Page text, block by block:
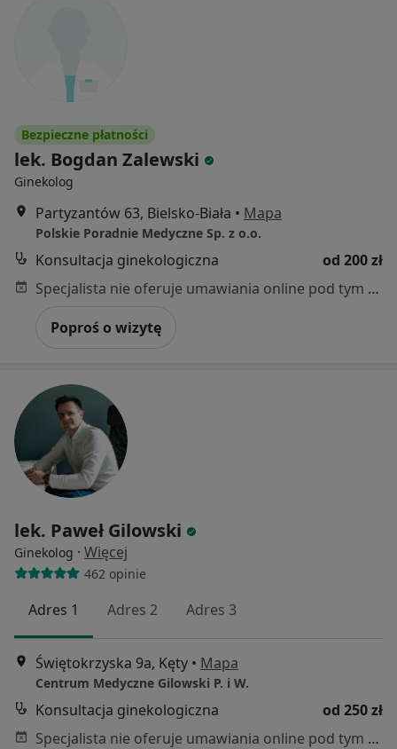
Bezpieczne płatności
lek. Bogdan Zalewski
Ginekolog
Partyzantów 63, Bielsko-Biała • Mapa
Polskie Poradnie Medyczne Sp. z o.o.
Konsultacja ginekologiczna
od 200 zł
Specjalista nie oferuje umawiania online pod tym adresem.
Poproś o wizytę
lek. Paweł Gilowski
Ginekolog · Więcej
462 opinie
Adres 1 Adres 2 Adres 3
Świętokrzyska 9a, Kęty • Mapa
Centrum Medyczne Gilowski P. i W.
Konsultacja ginekologiczna
od 250 zł
Specjalista nie oferuje umawiania online pod tym adresem.